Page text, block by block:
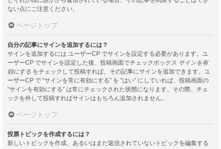
ない点にご注意ください。
ページトップ
自分の記事にサインを追加するには？
サインを追加するには ユーザーCP でサインを設定する必要があります。ユ
ーザーCP でサインを設定した後、投稿画面でチェックボックス サインを有
効にする をチェックして投稿すれば、その記事にサインを追加できます。ユ
ーザーCP で “サインを常に有効にする” を “はい” にしていれば、投稿画面の
“サインを有効にする” は常にチェックされた状態になります。その際、チェ
ックを外して投稿すればサインはもちろん追加されません。
ページトップ
投票トピックを作成するには？
新しいトピックを作成、あるいはまだ返信されていないトピックを編集する